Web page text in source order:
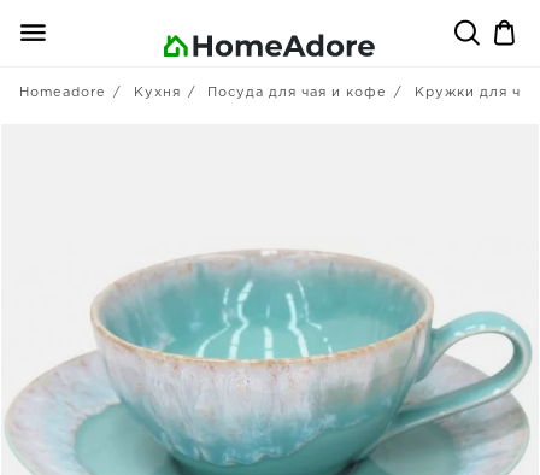
Homeadore Кухня Посуда для чая и кофе Кружки для чая